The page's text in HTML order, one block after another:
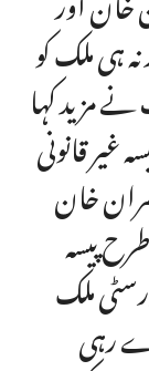
ہی ملک کو
مزید کہا
قانونی
خان
پیسہ
ملک
رہی